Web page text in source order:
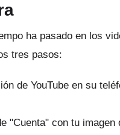
ha pasado en los
tres pasos:
de YouTube en su
"Cuenta" con tu imagen